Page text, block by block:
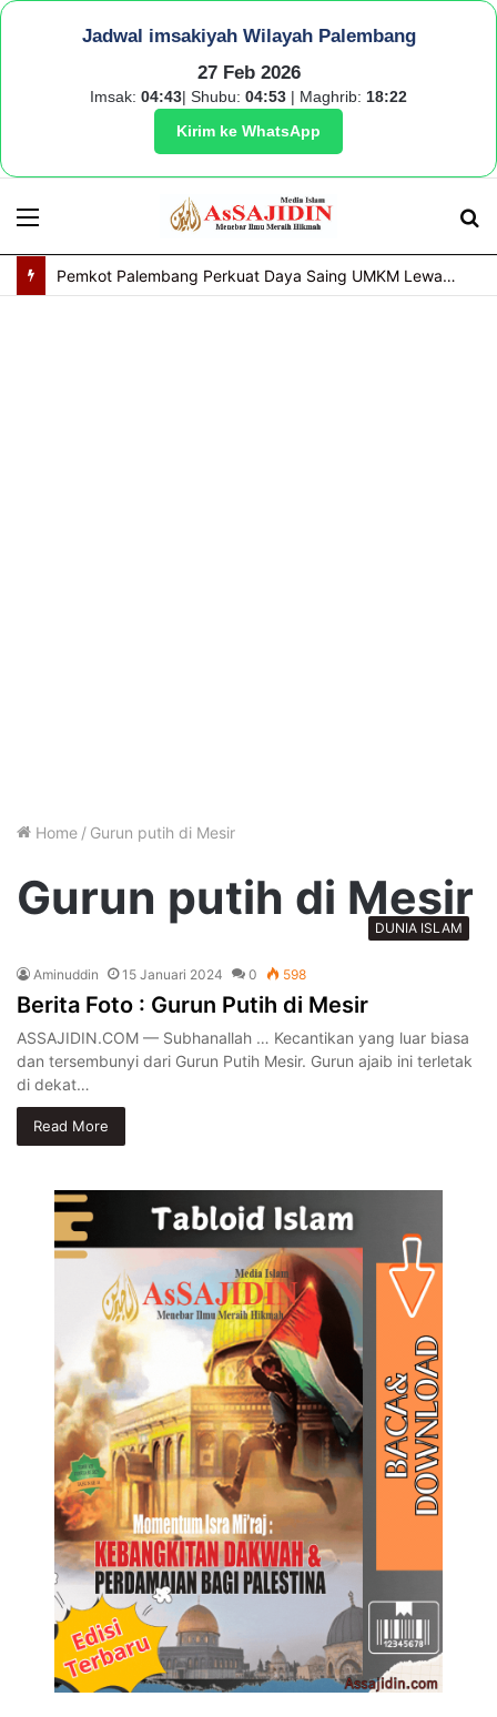
Jadwal imsakiyah Wilayah Palembang
27 Feb 2026
Imsak: 04:43| Shubu: 04:53 | Maghrib: 18:22
Kirim ke WhatsApp
Menu
Pemkot Palembang Perkuat Daya Saing UMKM Lewat Seminar Transformasi Digital
Home / Gurun putih di Mesir
Gurun putih di Mesir
DUNIA ISLAM
Aminuddin 15 Januari 2024 0 598
Berita Foto : Gurun Putih di Mesir
ASSAJIDIN.COM — Subhanallah … Kecantikan yang luar biasa
dan tersembunyi dari Gurun Putih Mesir. Gurun ajaib ini terletak
di dekat…
Read More